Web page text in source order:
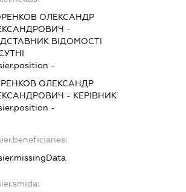
ОЛЕКСАНДР
-
ВІДОМОСТІ
-
ОЛЕКСАНДР
- КЕРІВНИК
-